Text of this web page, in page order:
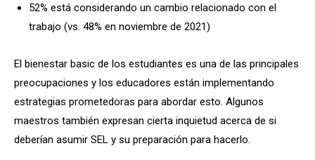
52% está considerando un cambio relacionado con el
trabajo (vs. 48% en noviembre de 2021)
El bienestar basic de los estudiantes es una de las principales
preocupaciones y los educadores están implementando
estrategias prometedoras para abordar esto. Algunos
maestros también expresan cierta inquietud acerca de si
deberían asumir SEL y su preparación para hacerlo.